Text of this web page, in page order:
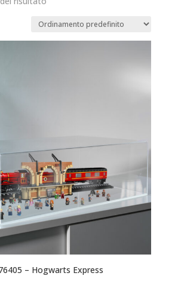
– Hogwarts Express